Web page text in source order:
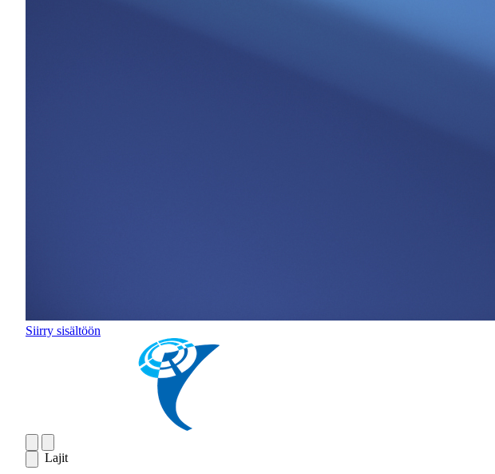
Siirry sisältöön
Lajit